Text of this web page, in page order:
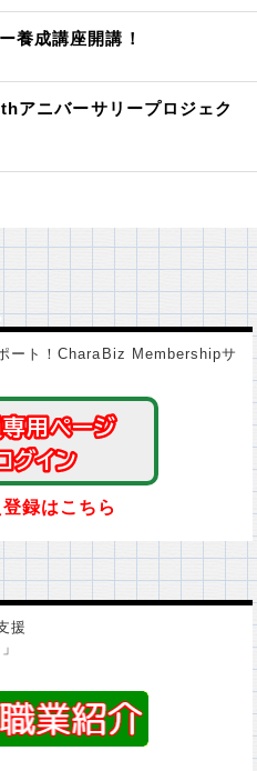
養成講座開講！
アニバーサリープロジェク
ート！CharaBiz Membershipサ
用ページ
用ページ
グイン
グイン
録はこちら
援